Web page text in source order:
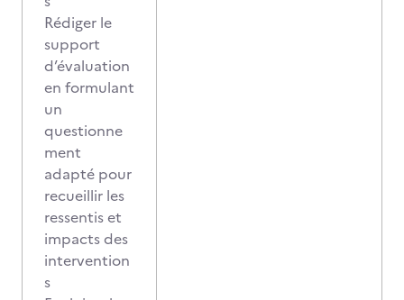
Rédiger le
support
d’évaluation
en formulant
un
questionne
ment
adapté pour
recueillir les
ressentis et
impacts des
intervention
s